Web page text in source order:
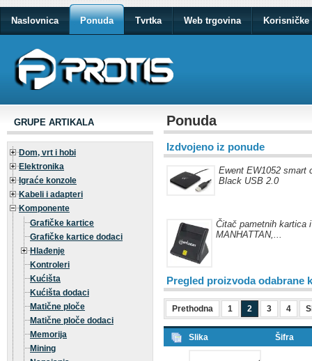
Naslovnica Ponuda Tvrtka Web trgovina Korisničke
GRUPE ARTIKALA
Dom, vrt i hobi
Elektronika
Igraće konzole
Kabeli i adapteri
Komponente
Grafičke kartice
Grafičke kartice dodaci
Hlađenje
Kontroleri
Kućišta
Kućišta dodaci
Matične ploče
Matične ploče dodaci
Memorija
Mining
Ponuda
Izdvojeno iz ponude
Ewent EW1052 smart
Black USB 2.0
Čitač pametnih kartica
MANHATTAN,...
Pregled proizvoda odabrane
Prethodna 1 2 3 4
Slika Šifra